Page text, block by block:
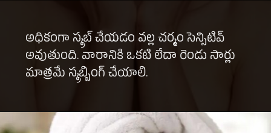
అధికంగా స్క్రబ్ చేయడం వల్ల చర్మం సెన్సిటివ్
అవుతుంది. వారానికి ఒకటి లేదా రెండు సార్లు
మాత్రమే స్క్రబ్బింగ్ చేయాలి.